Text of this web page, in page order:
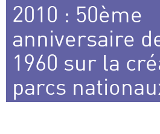
2010 : 50ème
anniversaire
1960 sur la
parcs